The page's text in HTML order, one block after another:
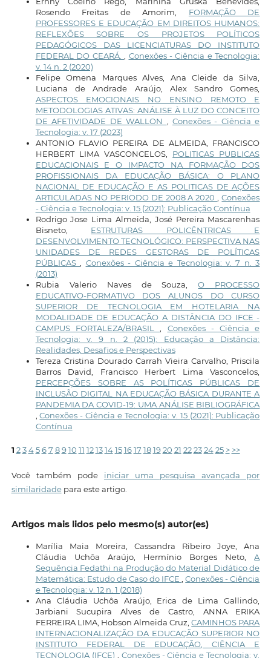
Rosendo Freitas de Amorim, FORMAÇÃO DE
PROFESSORES E EDUCAÇÃO EM DIREITOS HUMANOS:
REFLEXÕES SOBRE OS PROJETOS POLÍTICOS
PEDAGÓGICOS DAS LICENCIATURAS DO INSTITUTO
FEDERAL DO CEARÁ., Conexões - Ciência e Tecnologia:
v. 14 n. 2 (2020)
Felipe Omena Marques Alves, Ana Cleide da Silva,
Luciana de Andrade Araújo, Alex Sandro Gomes,
ASPECTOS EMOCIONAIS NO ENSINO REMOTO E
METODOLOGIAS ATIVAS: ANÁLISE À LUZ DO CONCEITO
DE AFETIVIDADE DE WALLON , Conexões - Ciência e
Tecnologia: v. 17 (2023)
ANTONIO FLAVIO PEREIRA DE ALMEIDA, FRANCISCO
HERBERT LIMA VASCONCELOS, POLITICAS PUBLICAS
EDUCACIONAIS E O IMPACTO NA FORMAÇÃO DOS
PROFISSIONAIS DA EDUCAÇÃO BÁSICA: O PLANO
NACIONAL DE EDUCAÇÃO E AS POLITICAS DE AÇÕES
ARTICULADAS NO PERIODO DE 2008 A 2020,Conexões
- Ciência e Tecnologia: v. 15 (2021): Publicação Contínua
Rodrigo Jose Lima Almeida, José Pereira Mascarenhas
Bisneto, ESTRUTURAS POLICÊNTRICAS E
DESENVOLVIMENTO TECNOLÓGICO: PERSPECTIVA NAS
UNIDADES DE REDES GESTORAS DE POLÍTICAS
PÚBLICAS, Conexões - Ciência e Tecnologia: v. 7 n. 3
(2013)
Rubia Valerio Naves de Souza,O PROCESSO
EDUCATIVO-FORMATIVO DOS ALUNOS DO CURSO
SUPERIOR DE TECNOLOGIA EM HOTELARIA NA
MODALIDADE DE EDUCAÇÃO A DISTÂNCIA DO IFCE -
CAMPUS FORTALEZA/BRASIL, Conexões - Ciência e
Tecnologia: v. 9 n. 2 (2015): Educação a Distância:
Realidades, Desafios e Perspectivas
Tereza Cristina Dourado Carrah Vieira Carvalho, Priscila
Barros David, Francisco Herbert Lima Vasconcelos,
PERCEPÇÕES SOBRE AS POLÍTICAS PÚBLICAS DE
INCLUSÃO DIGITAL NA EDUCAÇÃO BÁSICA DURANTE A
PANDEMIA DA COVID-19: UMA ANÁLISE BIBLIOGRÁFICA
,Conexões - Ciência e Tecnologia: v. 15 (2021): Publicação
Contínua
1 2 3 4 5 6 7 8 9 10 11 12 13 14 15 16 17 18 19 20 21 22 23 24 25 > >>
Você também pode iniciar uma pesquisa avançada por
similaridadepara este artigo.
Artigos mais lidos pelo mesmo(s) autor(es)
Marília Maia Moreira, Cassandra Ribeiro Joye, Ana
Cláudia Uchôa Araújo, Hermínio Borges Neto,A
Sequência Fedathi na Produção do Material Didático de
Matemática: Estudo de Caso do IFCE,Conexões - Ciência
e Tecnologia: v. 12 n. 1 (2018)
Ana Cláudia Uchôa Araújo, Erica de Lima Gallindo,
Jarbiani Sucupira Alves de Castro, ANNA ERIKA
FERREIRA LIMA, Hobson Almeida Cruz,CAMINHOS PARA
INTERNACIONALIZAÇÃO DA EDUCAÇÃO SUPERIOR NO
INSTITUTO FEDERAL DE EDUCAÇÃO, CIÊNCIA E
TECNOLOGIA (IFCE) , Conexões - Ciência e Tecnologia: v.